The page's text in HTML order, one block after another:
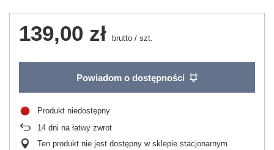
139,00 zł brutto / szt.
Powiadom o dostępności
Produkt niedostępny
14 dni na łatwy zwrot
Ten produkt nie jest dostępny w sklepie stacjonarnym